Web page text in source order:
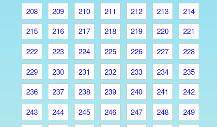
208
209 210 211 212 213
214
215
216 217 218 219 220
221
222
223 224 225 226 227
228
229
230 231 232 233 234
235
236
237 238 239 240 241
242
243
244 245 246 247 248
249